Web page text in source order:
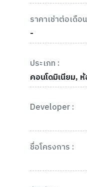
ราคาเช่าต่อเดือ
-
ประเภท :
คอนโดมิเนียม,
Developer :
ชื่อโครงการ :